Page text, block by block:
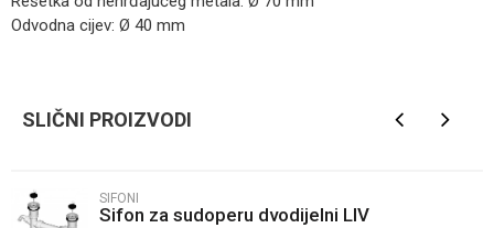
Odvodna cijev: Ø 40 mm
Poruka
SLIČNI PROIZVODI
SIFONI
Sifon za sudoperu dvodijelni LIV